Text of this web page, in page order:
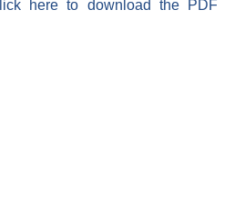
here to download the PDF